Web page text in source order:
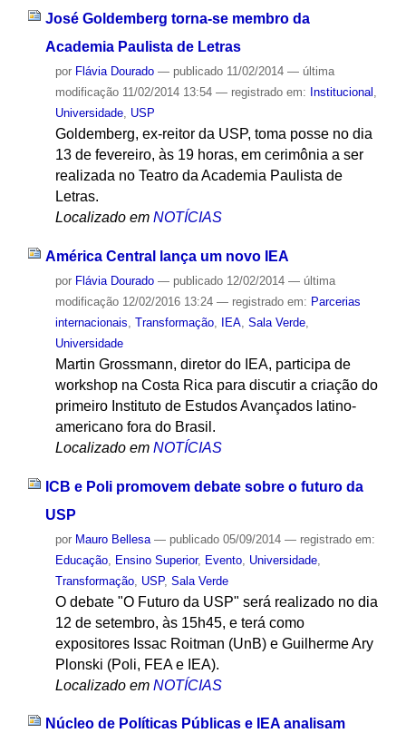
José Goldemberg torna-se membro da
Academia Paulista de Letras
por Flávia Dourado — publicado11/02/2014 — última
modificação11/02/2014 13:54 — registrado em: Institucional ,
Universidade, USP
Goldemberg, ex-reitor da USP, toma posse no dia
13 de fevereiro, às 19 horas, em cerimônia a ser
realizada no Teatro da Academia Paulista de
Letras.
Localizado em NOTÍCIAS
América Central lança um novo IEA
por Flávia Dourado — publicado12/02/2014 — última
modificação12/02/2016 13:24 — registrado em: Parcerias
internacionais, Transformação, IEA, Sala Verde,
Universidade
Martin Grossmann, diretor do IEA, participa de
workshop na Costa Rica para discutir a criação do
primeiro Instituto de Estudos Avançados latino-
americano fora do Brasil.
Localizado em NOTÍCIAS
ICB e Poli promovem debate sobre o futuro da
USP
por Mauro Bellesa — publicado05/09/2014 — registrado em:
Educação, Ensino Superior, Evento, Universidade,
Transformação, USP, Sala Verde
O debate "O Futuro da USP" será realizado no dia
12 de setembro, às 15h45, e terá como
expositores Issac Roitman (UnB) e Guilherme Ary
Plonski (Poli, FEA e IEA).
Localizado em NOTÍCIAS
Núcleo de Políticas Públicas e IEA analisam